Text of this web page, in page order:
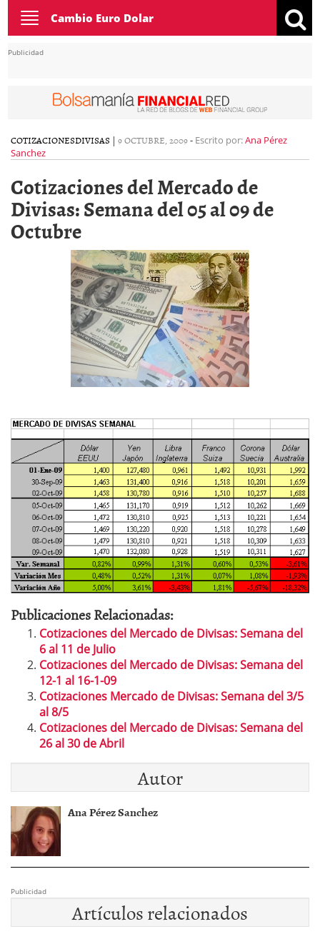
Toggle
navigation
Cambio Euro Dolar
Publicidad
COTIZACIONESDIVISAS | 9 OCTUBRE, 2009- Escrito por:Ana Pérez
Sanchez
Cotizaciones del Mercado de
Divisas: Semana del 05 al 09 de
Octubre
Publicaciones Relacionadas:
Cotizaciones del Mercado de Divisas: Semana del
6 al 11 de Julio
Cotizaciones del Mercado de Divisas: Semana del
12-1 al 16-1-09
Cotizaciones Mercado de Divisas: Semana del 3/5
al 8/5
Cotizaciones del Mercado de Divisas: Semana del
26 al 30 de Abril
Autor
Ana Pérez Sanchez
Publicidad
Artículos relacionados